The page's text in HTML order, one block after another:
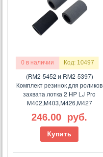
0 в наличии Код: 10497
(RM2-5452 и RM2-5397)
Комплект резинок для роликов
захвата лотка 2 HP LJ Pro
M402,M403,M426,M427
246.00 руб.
Купить